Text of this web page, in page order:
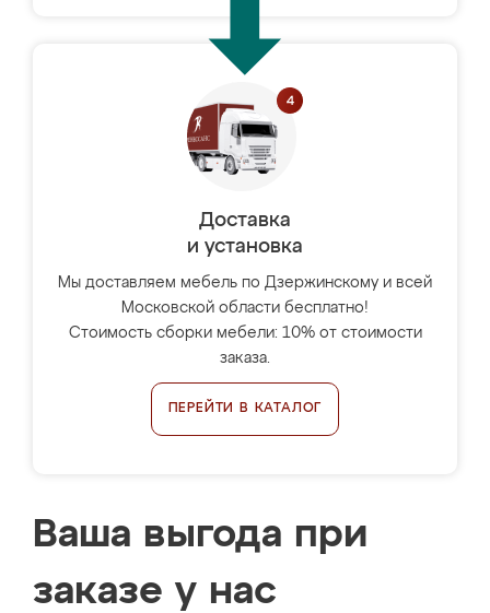
Доставка
и установка
Мы доставляем мебель по Дзержинскому и всей
Московской области бесплатно!
Стоимость сборки мебели: 10% от стоимости
заказа.
ПЕРЕЙТИ В КАТАЛОГ
Ваша выгода при
заказе у нас